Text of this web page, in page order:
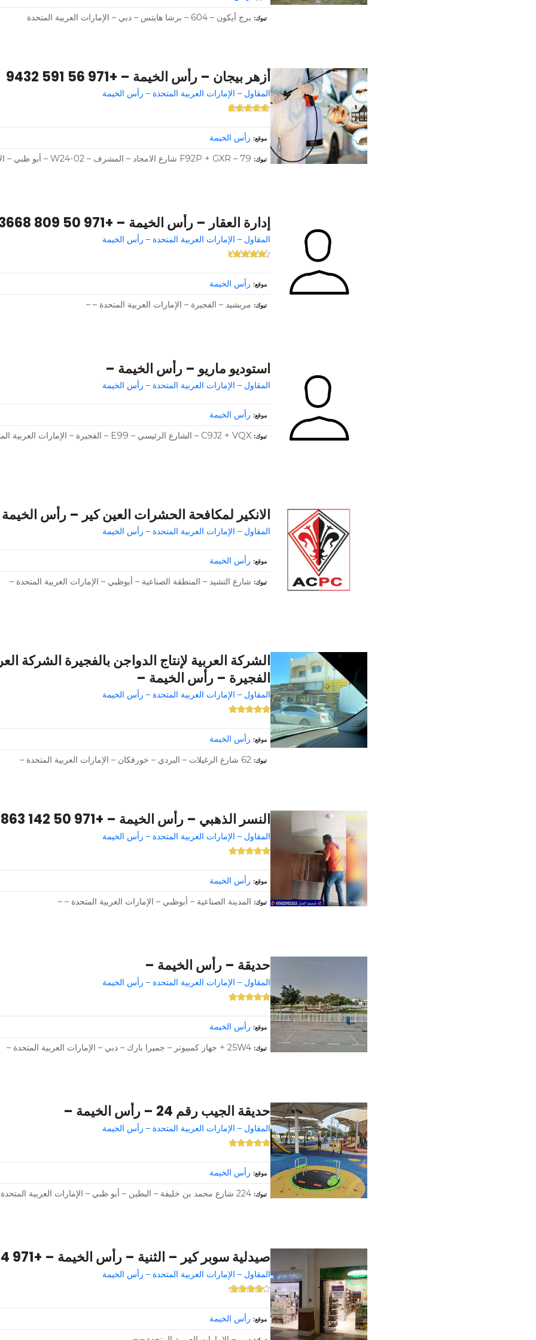
تبوك برج أيكون – 604 – برشا هايتس – دبي – الإمارات العربية المتحدة
أزهر بيجان – رأس الخيمة – +971 56 591 9432
المقاول – الإمارات العربية المتحدة – رأس الخيمة
موقع رأس الخيمة
تبوك F92P + GXR – 79 شارع الامجاد – المشرف – W24-02 – أبو ظبي – الإمارات العربية المتحدة
إدارة العقار – رأس الخيمة – +971 50 809 3668
المقاول – الإمارات العربية المتحدة – رأس الخيمة
موقع رأس الخيمة
تبوك مريشيد – الفجيرة – الإمارات العربية المتحدة – –
استوديو ماريو – رأس الخيمة –
المقاول – الإمارات العربية المتحدة – رأس الخيمة
موقع رأس الخيمة
تبوك C9J2 + VQX – الشارع الرئيسي – E99 – الفجيرة – الإمارات العربية المتحدة
الانكير لمكافحة الحشرات العين كير – رأس الخيمة – +971 50
المقاول – الإمارات العربية المتحدة – رأس الخيمة
موقع رأس الخيمة
تبوك شارع التشيد – المنطقة الصناعية – أبوظبي – الإمارات العربية المتحدة –
الشركة العربية لإنتاج الدواجن بالفجيرة الشركة
الفجيرة – رأس الخيمة –
المقاول – الإمارات العربية المتحدة – رأس الخيمة
موقع رأس الخيمة
تبوك 62 شارع الرغيلات – البردي – خورفكان – الإمارات العربية المتحدة –
النسر الذهبي – رأس الخيمة – +971 50 142 3863
المقاول – الإمارات العربية المتحدة – رأس الخيمة
موقع رأس الخيمة
تبوك المدينة الصناعية – أبوظبي – الإمارات العربية المتحدة – –
حديقة – رأس الخيمة –
المقاول – الإمارات العربية المتحدة – رأس الخيمة
موقع رأس الخيمة
تبوك 25W4 + جهاز كمبيوتر – جميرا بارك – دبي – الإمارات العربية المتحدة –
حديقة الجيب رقم 24 – رأس الخيمة –
المقاول – الإمارات العربية المتحدة – رأس الخيمة
موقع رأس الخيمة
تبوك 224 شارع محمد بن خليفة – البطين – أبو ظبي – الإمارات العربية المتحدة –
صيدلية سوبر كير – الثنية – رأس الخيمة – +971 4 338 8195
المقاول – الإمارات العربية المتحدة – رأس الخيمة
موقع رأس الخيمة